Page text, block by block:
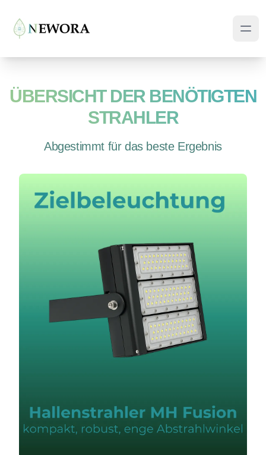
ÜBERSICHT DER BENÖTIGTEN
STRAHLER
Abgestimmt für das beste Ergebnis